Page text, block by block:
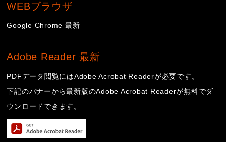
WEBブラウザ
Google Chrome 最新
Adobe Reader 最新
PDFデータ閲覧にはAdobe Acrobat Readerが必要です。
下記のバナーから最新版のAdobe Acrobat Readerが無料でダ
ウンロードできます。